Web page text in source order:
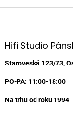
Z
aHifi Studio
Staroveská 123/73,
PO-PA: 11:00-18:00
Na trhu od roku 1994